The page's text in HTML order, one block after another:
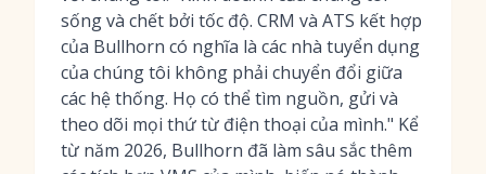
sống và chết bởi tốc độ. CRM và ATS kết hợp
của Bullhorn có nghĩa là các nhà tuyển dụng
của chúng tôi không phải chuyển đổi giữa
các hệ thống. Họ có thể tìm nguồn, gửi và
theo dõi mọi thứ từ điện thoại của mình." Kể
từ năm 2026, Bullhorn đã làm sâu sắc thêm